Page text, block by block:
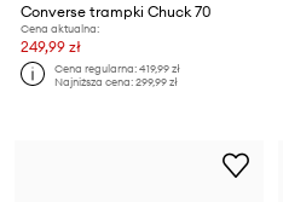
Converse trampki Chuck 70
Cena aktualna:
249,99 zł
Cena regularna:419,99 zł
Najniższa cena:299,99 zł